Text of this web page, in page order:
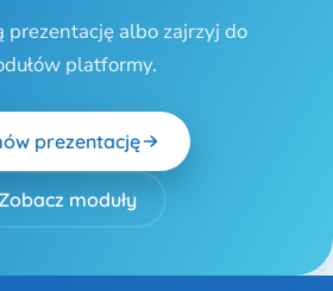
prezentację albo zajrzyj do
platformy.
prezentację
Zobacz moduły